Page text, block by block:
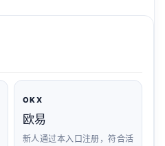
OKX
欧易
新人通过本入口注册，符合活